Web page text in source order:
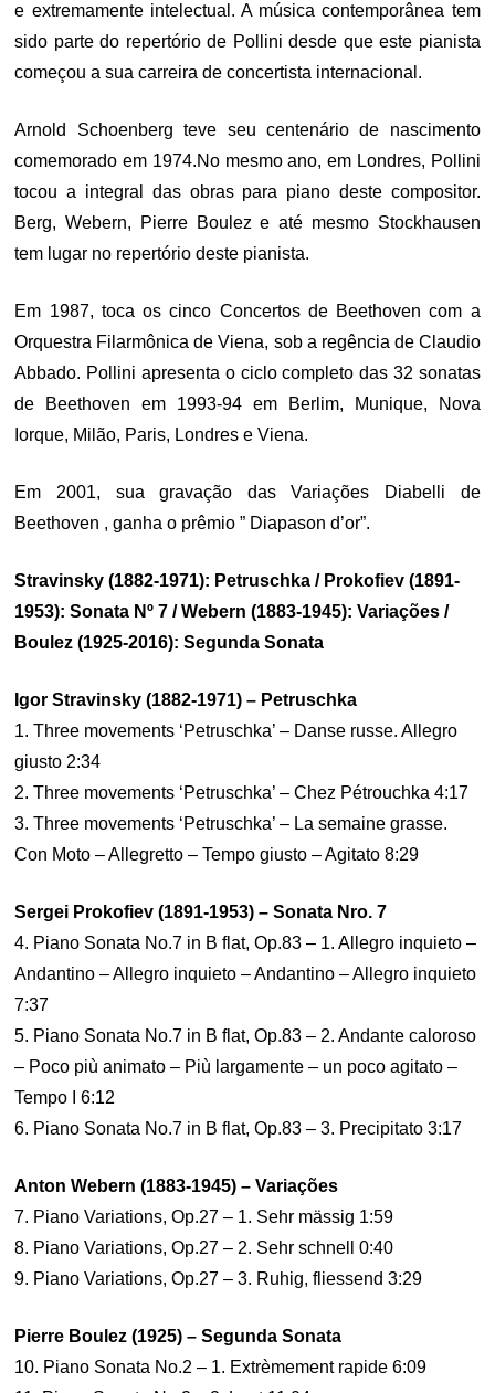
e extremamente intelectual. A música contemporânea tem
sido parte do repertório de Pollini desde que este pianista
começou a sua carreira de concertista internacional.
Arnold Schoenberg teve seu centenário de nascimento
comemorado em 1974.No mesmo ano, em Londres, Pollini
tocou a integral das obras para piano deste compositor.
Berg, Webern, Pierre Boulez e até mesmo Stockhausen
tem lugar no repertório deste pianista.
Em 1987, toca os cinco Concertos de Beethoven com a
Orquestra Filarmônica de Viena, sob a regência de Claudio
Abbado. Pollini apresenta o ciclo completo das 32 sonatas
de Beethoven em 1993-94 em Berlim, Munique, Nova
Iorque, Milão, Paris, Londres e Viena.
Em 2001, sua gravação das Variações Diabelli de
Beethoven , ganha o prêmio ” Diapason d’or”.
Stravinsky (1882-1971): Petruschka / Prokofiev (1891-
1953): Sonata Nº 7 / Webern (1883-1945): Variações /
Boulez (1925-2016): Segunda Sonata
Igor Stravinsky (1882-1971) – Petruschka
1. Three movements ‘Petruschka’ – Danse russe. Allegro
giusto 2:34
2. Three movements ‘Petruschka’ – Chez Pétrouchka 4:17
3. Three movements ‘Petruschka’ – La semaine grasse.
Con Moto – Allegretto – Tempo giusto – Agitato 8:29
Sergei Prokofiev (1891-1953) – Sonata Nro. 7
4. Piano Sonata No.7 in B flat, Op.83 – 1. Allegro inquieto –
Andantino – Allegro inquieto – Andantino – Allegro inquieto
7:37
5. Piano Sonata No.7 in B flat, Op.83 – 2. Andante caloroso
– Poco più animato – Più largamente – un poco agitato –
Tempo I 6:12
6. Piano Sonata No.7 in B flat, Op.83 – 3. Precipitato 3:17
Anton Webern (1883-1945) – Variações
7. Piano Variations, Op.27 – 1. Sehr mässig 1:59
8. Piano Variations, Op.27 – 2. Sehr schnell 0:40
9. Piano Variations, Op.27 – 3. Ruhig, fliessend 3:29
Pierre Boulez (1925) – Segunda Sonata
10. Piano Sonata No.2 – 1. Extrèmement rapide 6:09